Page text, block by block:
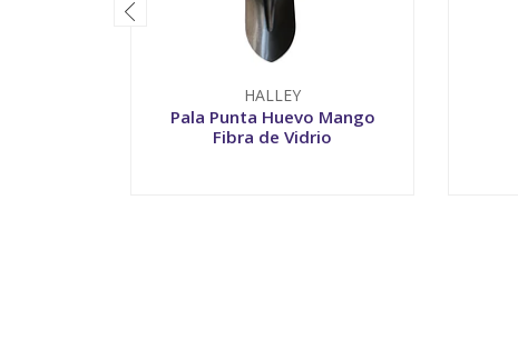
HALLEY
Pala Punta Huevo Mango
Fibra de Vidrio